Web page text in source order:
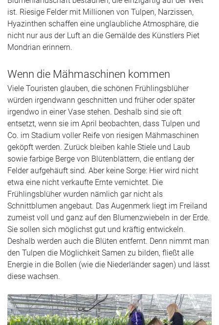
ist. Riesige Felder mit Millionen von Tulpen, Narzissen,
Hyazinthen schaffen eine unglaubliche Atmosphäre, die
nicht nur aus der Luft an die Gemälde des Künstlers Piet
Mondrian erinnern.
Wenn die Mähmaschinen kommen
Viele Touristen glauben, die schönen Frühlingsblüher
würden irgendwann geschnitten und früher oder später
irgendwo in einer Vase stehen. Deshalb sind sie oft
entsetzt, wenn sie im April beobachten, dass Tulpen und
Co. im Stadium voller Reife von riesigen Mähmaschinen
geköpft werden. Zurück bleiben kahle Stiele und Laub
sowie farbige Berge von Blütenblättern, die entlang der
Felder aufgehäuft sind. Aber keine Sorge: Hier wird nicht
etwa eine nicht verkaufte Ernte vernichtet. Die
Frühlingsblüher wurden nämlich gar nicht als
Schnittblumen angebaut. Das Augenmerk liegt im Freiland
zumeist voll und ganz auf den Blumenzwiebeln in der Erde.
Sie sollen sich möglichst gut und kräftig entwickeln.
Deshalb werden auch die Blüten entfernt. Denn nimmt man
den Tulpen die Möglichkeit Samen zu bilden, fließt alle
Energie in die Bollen (wie die Niederländer sagen) und lässt
diese wachsen.